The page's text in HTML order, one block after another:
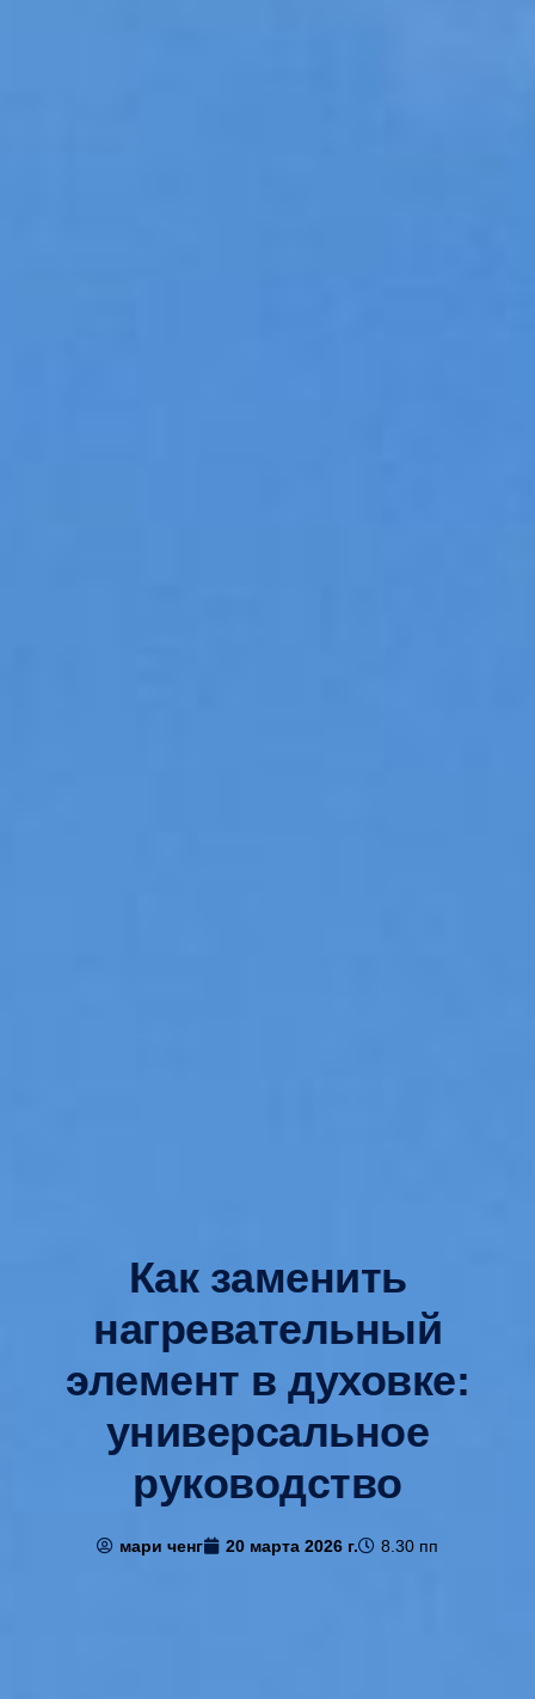
Как заменить
нагревательный
элемент в духовке:
универсальное
руководство
мари ченг 20 марта 2026 г. 8.30 пп